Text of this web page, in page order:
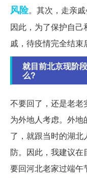
风险。其次，走亲戚
因此，为了保护自
戚，待疫情完全结束
就目前北京现阶
么?
不要回了，还是老
为外地人考虑。外
了，就跟当时的湖
防。因此，我建议
要回河北老家过端午